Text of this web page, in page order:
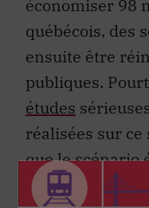
économiser 98
québécois, des
ensuite être
publiques.
études
réalisées sur
que le scénario
solidaire, soit le